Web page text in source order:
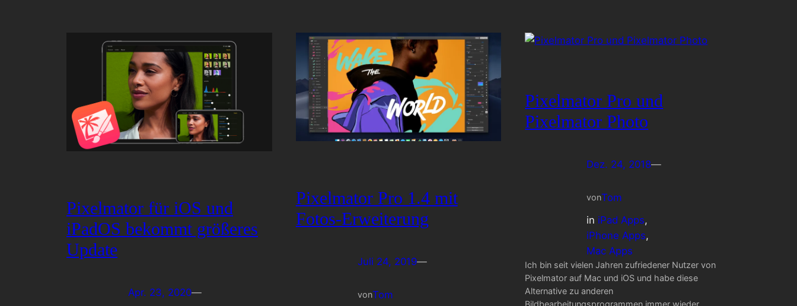
Pixelmator für iOS und
iPadOS bekommt größeres
Update
Apr. 23, 2020—
Pixelmator Pro 1.4 mit
Fotos-Erweiterung
Juli 24, 2019—
vonTom
Pixelmator Pro und
Pixelmator Photo
Dez. 24, 2018—
vonTom
in iPad Apps
iPhone Apps
Mac Apps
Ich bin seit vielen Jahren zufriedener Nutzer von
Pixelmator auf Mac und iOS und habe diese
Alternative zu anderen
Bildbearbeitungsprogrammen immer wieder